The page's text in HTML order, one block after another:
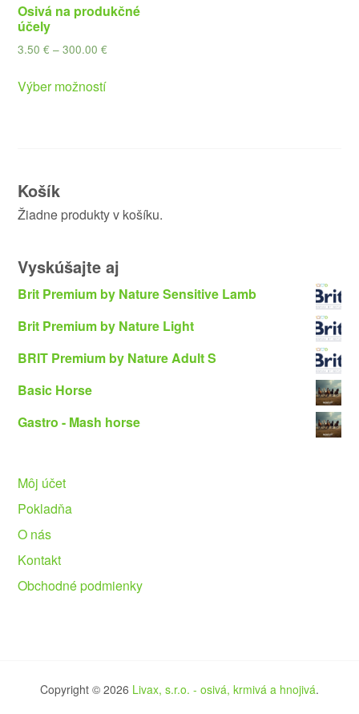
Osivá na produkčné
účely
3.50€ –300.00€
Výber možností
Košík
Žiadne produkty v košíku.
Vyskúšajte aj
Brit Premium by Nature Sensitive Lamb
Brit Premium by Nature Light
BRIT Premium by Nature Adult S
Basic Horse
Gastro - Mash horse
Môj účet
Pokladňa
O nás
Kontakt
Obchodné podmienky
Copyright © 2026 Livax, s.r.o. - osivá, krmivá a hnojivá.